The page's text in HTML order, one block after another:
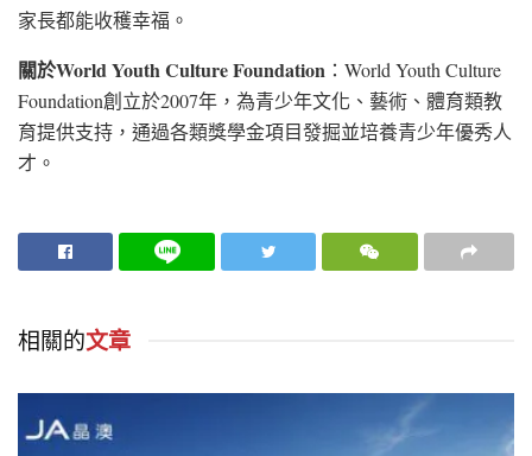
家長都能收穫幸福。
關於World Youth Culture Foundation ：World Youth Culture
Foundation創立於2007年，為青少年文化、藝術、體育類教
育提供支持，通過各類獎學金項目發掘並培養青少年優秀人
才。
相關的文章